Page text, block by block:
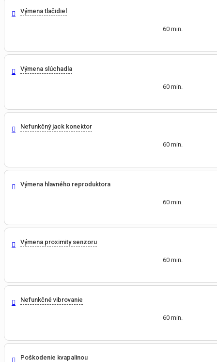
Výmena tlačidiel
60 min.
Výmena slúchadla
60 min.
Nefunkčný jack konektor
60 min.
Výmena hlavného reproduktora
60 min.
Výmena proximity senzoru
60 min.
Nefunkčné vibrovanie
60 min.
Poškodenie kvapalinou